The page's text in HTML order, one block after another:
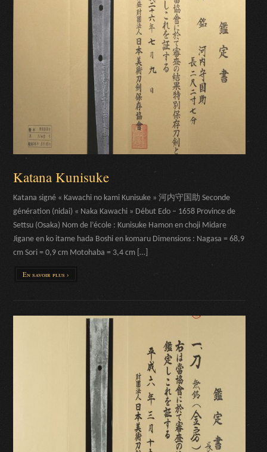
Katana Kunisuke
Katana signé « Kawachi no kami Kunisuke » 河内守国助 Seconde
génération (nidai) « Naka Kawachi » Début Edo – 1658 Province de
Settsu (Osaka) Nom de l’école : Kunisuke Hamon en choji Midare
Jigane en ko itame hada Boshi en komaru Dimensions : Nagasa = 68,9
cm Sori = 0,9 cm Motohaba = 3,4 cm […]
En savoir plus ›